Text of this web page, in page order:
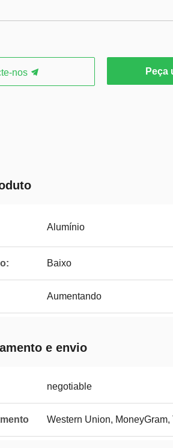
nos Peça
Alumínio
Baixo
Aumentando
e envio
negotiable
Western Union, MoneyGram,